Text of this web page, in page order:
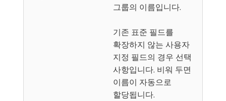
그룹의 이름입니다.
기존 표준 필드를
확장하지 않는 사용자
지정 필드의 경우 선택
사항입니다. 비워 두면
이름이 자동으로
할당됩니다.